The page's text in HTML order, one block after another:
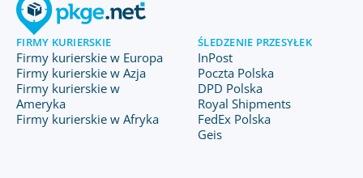
FIRMY KURIERSKIE
Firmy kurierskie w Europa
Firmy kurierskie w Azja
Firmy kurierskie w
Ameryka
Firmy kurierskie w Afryka
ŚLEDZENIE PRZESYŁEK
InPost
Poczta Polska
DPD Polska
Royal Shipments
FedEx Polska
Geis